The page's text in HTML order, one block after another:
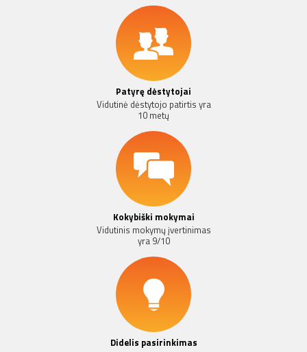
Patyrę dėstytojai
Vidutinė dėstytojo patirtis yra
10 metų
Kokybiški mokymai
Vidutinis mokymų įvertinimas
yra 9/10
Didelis pasirinkimas